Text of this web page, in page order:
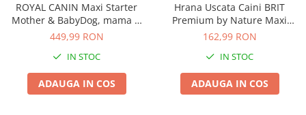
ROYAL CANIN Maxi Starter
Mother & BabyDog, mama si
puiul, hrană uscată câine,
449,99 RON
IN STOC
ADAUGA IN COS
Hrana Uscata Caini BRIT
Premium by Nature Maxi
Adult 15kg
162,99 RON
IN STOC
ADAUGA IN COS